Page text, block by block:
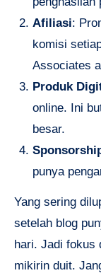
Afiliasi:
komisi
Associates
Produk
online. Ini
besar.
punya
Yang sering
setelah blog
hari. Jadi fokus
mikirin duit.